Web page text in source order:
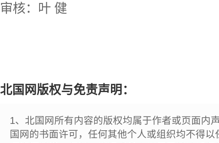
审核：叶 健
北国网版权与免责声明：
1、北国网所有内容的版权均属于作者或页面内
国网的书面许可，任何其他个人或组织均不得